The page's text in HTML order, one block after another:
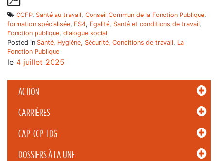
ACTION
CARRIÈRES
CAP-CCP-LDG
DOSSIERS À LA UNE
CCFP, Santé au travail, Conseil Commun de la Fonction Publique,
formation spécialisée, FS4, Egalité, Santé et conditions de travail,
Fonction publique, dialogue social
Posted in Santé, Hygiène, Sécurité, Conditions de travail, La
Fonction Publique
le 4 juillet 2025